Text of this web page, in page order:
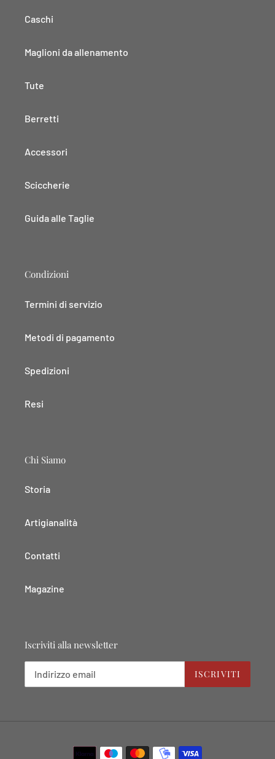
Caschi
Maglioni da allenamento
Tute
Berretti
Accessori
Sciccherie
Guida alle Taglie
Condizioni
Termini di servizio
Metodi di pagamento
Spedizioni
Resi
Chi Siamo
Storia
Artigianalità
Contatti
Magazine
Iscriviti alla newsletter
ISCRIVITI
Metodi